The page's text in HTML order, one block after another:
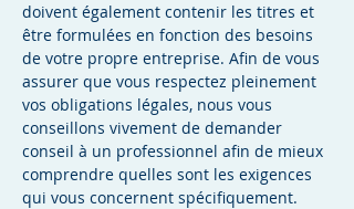
doivent également contenir les titres et
être formulées en fonction des besoins
de votre propre entreprise. Afin de vous
assurer que vous respectez pleinement
vos obligations légales, nous vous
conseillons vivement de demander
conseil à un professionnel afin de mieux
comprendre quelles sont les exigences
qui vous concernent spécifiquement.